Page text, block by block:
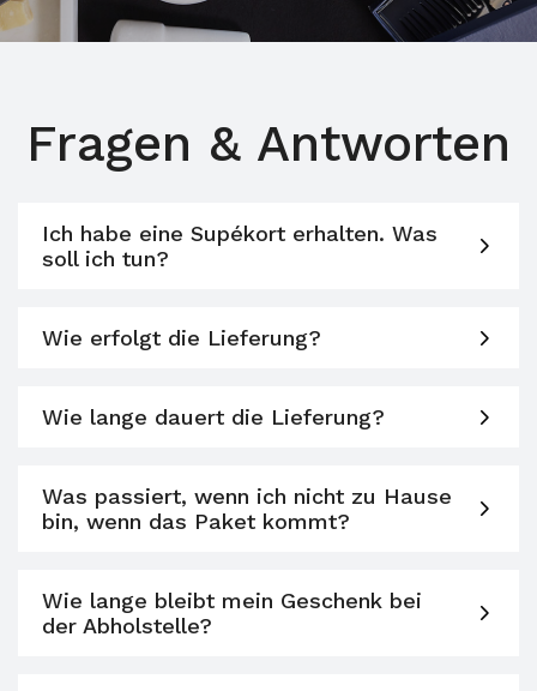
Fragen & Antworten
Ich habe eine Supékort erhalten. Was
soll ich tun?
Wie erfolgt die Lieferung?
Wie lange dauert die Lieferung?
Was passiert, wenn ich nicht zu Hause
bin, wenn das Paket kommt?
Wie lange bleibt mein Geschenk bei
der Abholstelle?